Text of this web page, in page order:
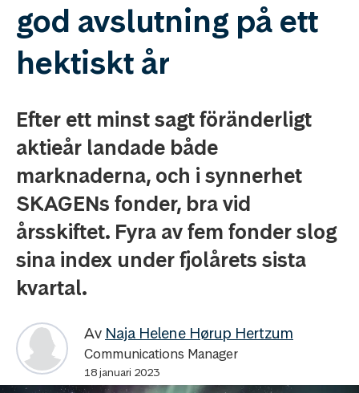
god avslutning på ett
hektiskt år
Efter ett minst sagt föränderligt
aktieår landade både
marknaderna, och i synnerhet
SKAGENs fonder, bra vid
årsskiftet. Fyra av fem fonder slog
sina index under fjolårets sista
kvartal.
Av Naja Helene Hørup Hertzum
Communications Manager
18 januari 2023